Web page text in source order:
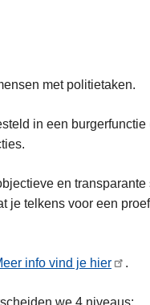
met politietaken.
in een
en
je telkens voor een
info vind je hier .